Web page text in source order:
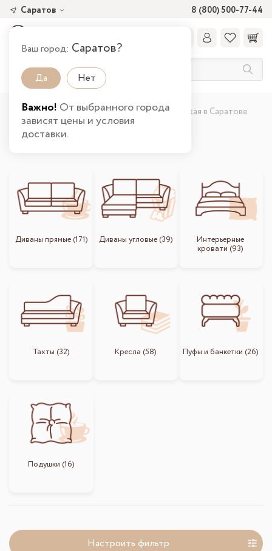
8 (800) 500-77-44
Саратов
Ваш город: Саратов?
Да Нет
Важно! От выбранного города
зависят цены и условия
доставки.
Главная Каталог товаров Мягкая Мягкая в Саратове
Диваны прямые (171) Диваны угловые (39) Интерьерные
кровати (93)
Тахты (32) Кресла (58) Пуфы и банкетки (26)
Подушки (16)
Настроить фильтр